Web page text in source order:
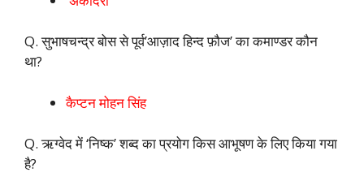
Q. सुभाषचन्द्र बोस से पूर्व’आज़ाद हिन्द फ़ौज’ का कमाण्डर कौन
था?
कैप्टन मोहन सिंह
Q. ऋग्वेद में ‘निष्क’ शब्द का प्रयोग किस आभूषण के लिए किया गया
है?